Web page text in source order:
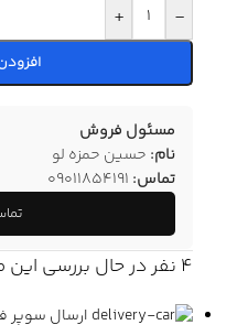
-
+
مسئول فروش
نام: حسین حمزه لو
تماس: 09011854191
4 نفر در حال بررسی
ارسال سوپر